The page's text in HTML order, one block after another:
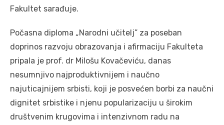
Fakultet sarađuje.
Počasna diploma „Narodni učitelj” za poseban
doprinos razvoju obrazovanja i afirmaciju Fakulteta
pripala je prof. dr Milošu Kovačeviću, danas
nesumnjivo najproduktivnijem i naučno
najuticajnijem srbisti, koji je posvećen borbi za naučni
dignitet srbistike i njenu popularizaciju u širokim
društvenim krugovima i intenzivnom radu na